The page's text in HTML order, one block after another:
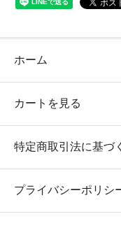
ホーム
カートを見る
特定商取引法に基づ
プライバシーポリシ